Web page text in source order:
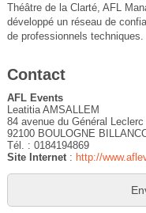
Théâtre de la Clarté, AFL
développé un réseau de
de professionnels techniques.
Contact
AFL Events
Leatitia AMSALLEM
84 avenue du Général Leclerc
92100 BOULOGNE
Tél. : 0184194869
Site Internet: http://